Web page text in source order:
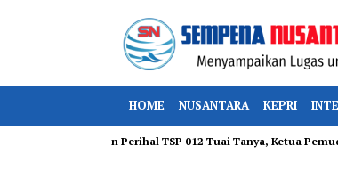
HOME NUSANTARA KEPRI
Kabupaten Perihal TSP 012 Tuai Tanya, Ketua Pemuda